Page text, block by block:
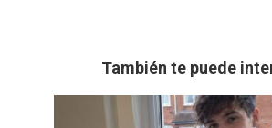
También te puede